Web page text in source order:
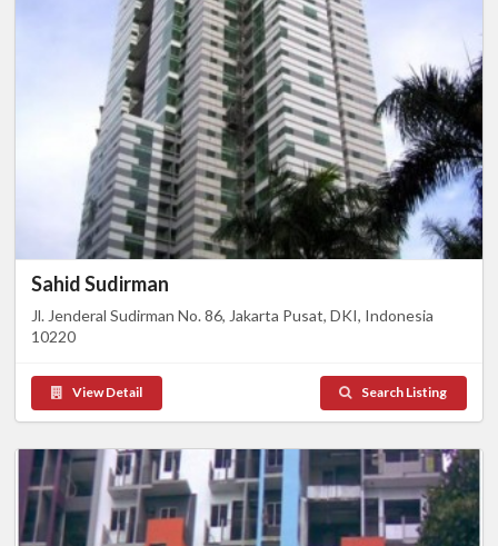
Sahid Sudirman
Jl. Jenderal Sudirman No. 86, Jakarta Pusat, DKI, Indonesia
10220
View Detail Search Listing